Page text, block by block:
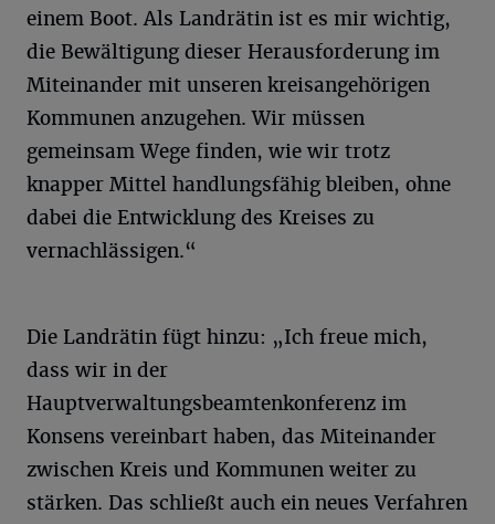
einem Boot. Als Landrätin ist es mir wichtig,
die Bewältigung dieser Herausforderung im
Miteinander mit unseren kreisangehörigen
Kommunen anzugehen. Wir müssen
gemeinsam Wege finden, wie wir trotz
knapper Mittel handlungsfähig bleiben, ohne
dabei die Entwicklung des Kreises zu
vernachlässigen.“
Die Landrätin fügt hinzu: „Ich freue mich,
dass wir in der
Hauptverwaltungsbeamtenkonferenz im
Konsens vereinbart haben, das Miteinander
zwischen Kreis und Kommunen weiter zu
stärken. Das schließt auch ein neues Verfahren